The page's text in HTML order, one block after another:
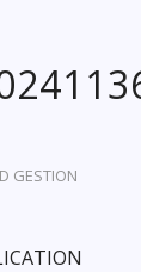
GESTION